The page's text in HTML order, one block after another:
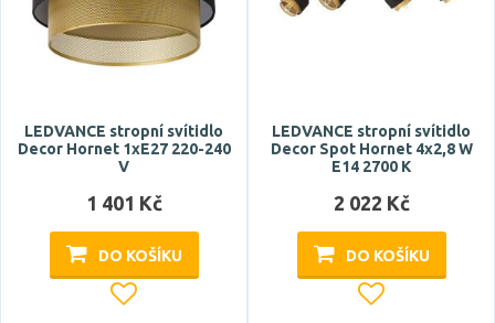
LEDVANCE stropní svítidlo
Decor Hornet 1xE27 220-240
V
1 401 Kč
DO KOŠÍKU
LEDVANCE stropní svítidlo
Decor Spot Hornet 4x2,8 W
E14 2700 K
2 022 Kč
DO KOŠÍKU